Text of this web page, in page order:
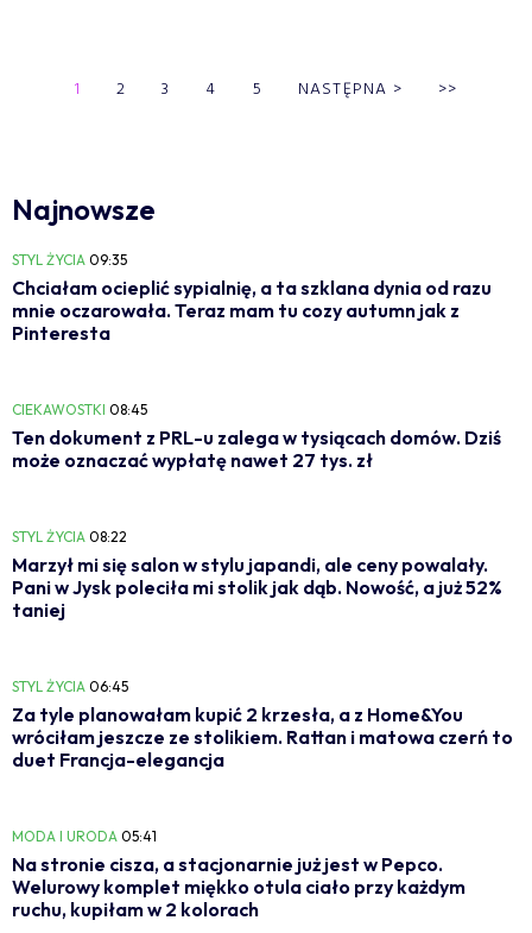
1 2 3 4 5 NASTĘPNA > >>
Najnowsze
STYL ŻYCIA 09:35
Chciałam ocieplić sypialnię, a ta szklana dynia od razu
mnie oczarowała. Teraz mam tu cozy autumn jak z
Pinteresta
CIEKAWOSTKI 08:45
Ten dokument z PRL-u zalega w tysiącach domów. Dziś
może oznaczać wypłatę nawet 27 tys. zł
STYL ŻYCIA 08:22
Marzył mi się salon w stylu japandi, ale ceny powalały.
Pani w Jysk poleciła mi stolik jak dąb. Nowość, a już 52%
taniej
STYL ŻYCIA 06:45
Za tyle planowałam kupić 2 krzesła, a z Home&You
wróciłam jeszcze ze stolikiem. Rattan i matowa czerń to
duet Francja-elegancja
MODA I URODA 05:41
Na stronie cisza, a stacjonarnie już jest w Pepco.
Welurowy komplet miękko otula ciało przy każdym
ruchu, kupiłam w 2 kolorach